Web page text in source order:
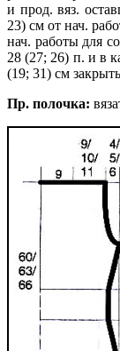
и прод. вяз.
23) см от нач.
нач. работы для
28 (27; 26) п. и в
(19; 31) см
Пр. полочка: